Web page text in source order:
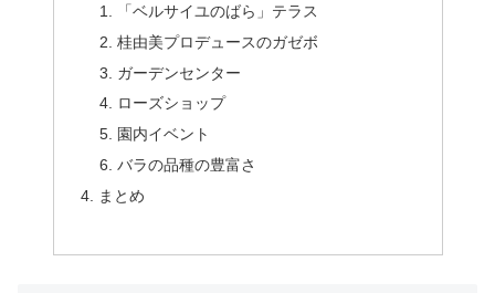
「ベルサイユのばら」テラス
桂由美プロデュースのガゼボ
ガーデンセンター
ローズショップ
園内イベント
バラの品種の豊富さ
まとめ